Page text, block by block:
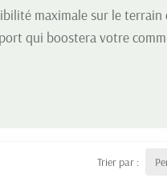
maximale sur le terrain
qui boostera votre
Trier par :